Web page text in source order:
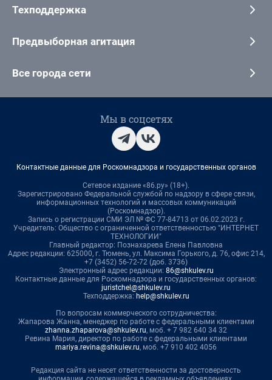
Техподдержка
Предвыборная агитация
Все города сети
Мы в соцсетях
Контактные данные для Роскомнадзора и государственных органов
Сетевое издание «86.ру» (18+).
Зарегистрировано Федеральной службой по надзору в сфере связи,
информационных технологий и массовых коммуникаций
(Роскомнадзор).
Запись о регистрации СМИ ЭЛ № ФС 77-84713 от 06.02.2023 г.
Учредитель: Общество с ограниченной ответственностью "ИНТЕРНЕТ
ТЕХНОЛОГИИ"
Главный редактор: Познахарева Елена Павловна
Адрес редакции: 625000, г. Тюмень, ул. Максима Горького, д. 76, офис 214,
+7 (3452) 56-72-72 (доб. 3736)
Электронный адрес редакции: 86@shkulev.ru
Контактные данные для Роскомнадзора и государственных органов:
juristchel@shkulev.ru
Техподдержка: help@shkulev.ru
По вопросам коммерческого сотрудничества:
Жапарова Жанна, менеджер по работе с федеральными клиентами
zhanna.zhaparova@shkulev.ru, моб. + 7 982 640 34 32
Ревина Мария, директор по работе с федеральными клиентами
mariya.revina@shkulev.ru, моб. +7 910 402 4056
Редакция сайта не несет ответственности за достоверность